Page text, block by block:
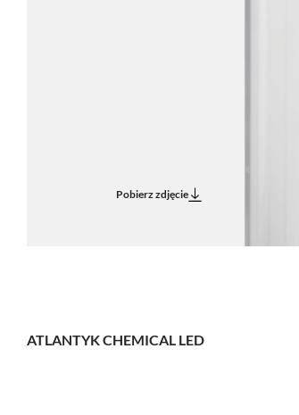
Pobierz zdjęcie
ATLANTYK CHEMICAL LED